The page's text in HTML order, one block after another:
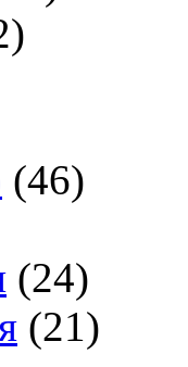
(46)
(24)
(21)